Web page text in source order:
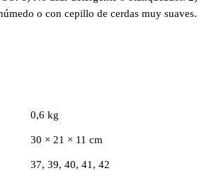
o con cepillo de cerdas muy suaves.
0,6 kg
30 × 21 × 11 cm
37, 39, 40, 41, 42